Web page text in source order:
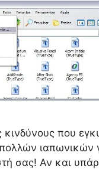
κινδύνους που
ιαπωνικών
σας! Αν και